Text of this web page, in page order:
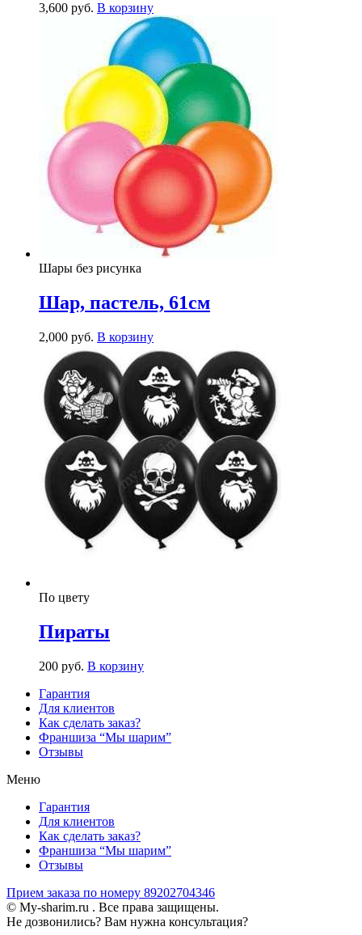
3,600 руб. В корзину
Шары без рисунка
Шар, пастель, 61см
2,000 руб. В корзину
По цвету
Пираты
200 руб. В корзину
Гарантия
Для клиентов
Как сделать заказ?
Франшиза “Мы шарим”
Отзывы
Меню
Гарантия
Для клиентов
Как сделать заказ?
Франшиза “Мы шарим”
Отзывы
Прием заказа по номеру 89202704346
© My-sharim.ru . Все права защищены.
Не дозвонились? Вам нужна консультация?